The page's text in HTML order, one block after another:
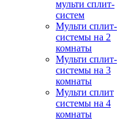
мульти сплит-
систем
Мульти сплит-
системы на 2
комнаты
Мульти сплит-
системы на 3
комнаты
Мульти сплит
системы на 4
комнаты